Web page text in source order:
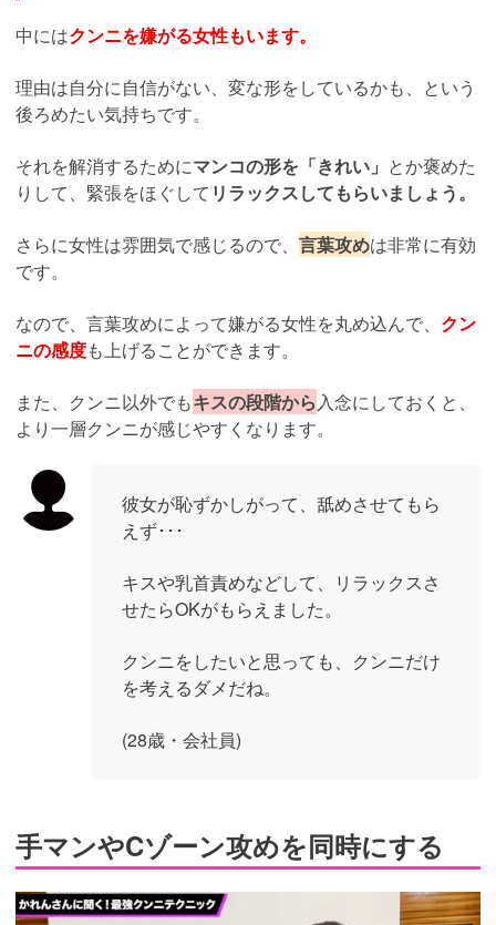
中にはクンニを嫌がる女性もいます。
理由は自分に自信がない、変な形をしているかも、という
後ろめたい気持ちです。
それを解消するためにマンコの形を「きれい」 とか褒めた
りして、緊張をほぐして リラックスしてもらいましょう。
さらに女性は雰囲気で感じるので、 言葉攻めは非常に有効
です。
なので、言葉攻めによって嫌がる女性を丸め込んで、 クン
ニの感度も上げることができます。
また、クンニ以外でもキスの段階から入念にしておくと、
より一層クンニが感じやすくなります。
彼女が恥ずかしがって、舐めさせてもら
えず･･･
キスや乳首責めなどして、リラックスさ
せたらOKがもらえました。
クンニをしたいと思っても、クンニだけ
を考えるダメだね。
(28歳・会社員)
手マンやCゾーン攻めを同時にする